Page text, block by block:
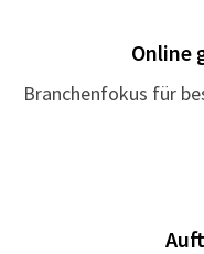
Online
Branchenfokus für